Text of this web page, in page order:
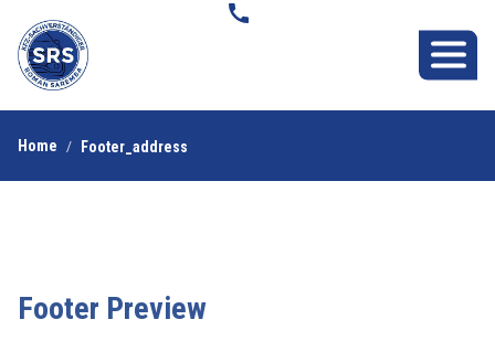
Home Footer_address
Footer Preview